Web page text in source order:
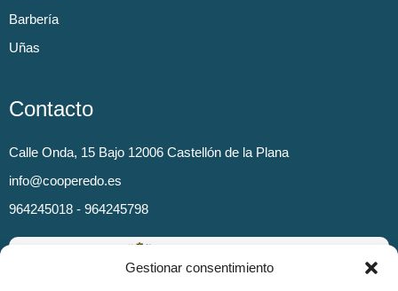
Gestionar consentimiento
Barbería
Uñas
Contacto
Calle Onda, 15 Bajo 12006 Castellón de la Plana
info@cooperedo.es
964245018 - 964245798